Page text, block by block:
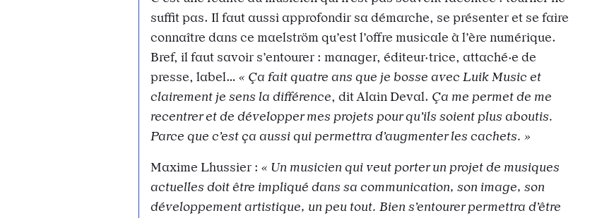
suffit pas. Il faut aussi approfondir sa démarche, se présenter et se faire
connaître dans ce maelström qu’est l’offre musicale à l’ère numérique.
Bref, il faut savoir s’entourer : manager, éditeur·trice, attaché·e de
presse, label… « Ça fait quatre ans que je bosse avec Luik Music et
clairement je sens la différence, dit Alain Deval. Ça me permet de me
recentrer et de développer mes projets pour qu’ils soient plus aboutis.
Parce que c’est ça aussi qui permettra d’augmenter les cachets. »
Maxime Lhussier : « Un musicien qui veut porter un projet de musiques
actuelles doit être impliqué dans sa communication, son image, son
développement artistique, un peu tout. Bien s’entourer permettra d’être